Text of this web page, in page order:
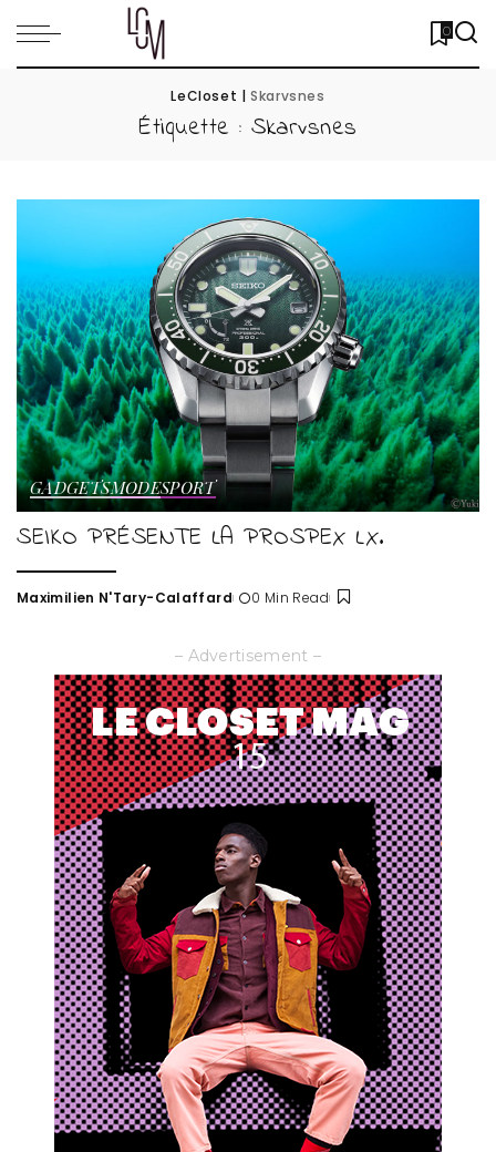
0
LeCloset |Skarvsnes
Étiquette :Skarvsnes
GADGETSMODESPORT
SEIKO PRÉSENTE LA PROSPEX LX.
Posted
Maximilien N'Tary-Calaffard 0 Min Read
– Advertisement –